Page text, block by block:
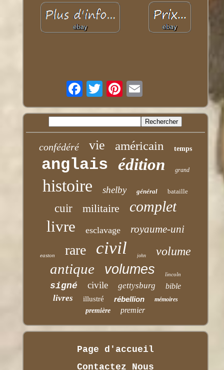
confédéré vie américain temps
anglais édition grand
histoire shelby général bataille
cuir militaire complet
livre esclavage royaume-uni
easton rare civil john volume
antique volumes lincoln
signé civile gettysburg bible
livres illustré rébellion mémoires
première premier
Page d'accueil
Contactez Nous